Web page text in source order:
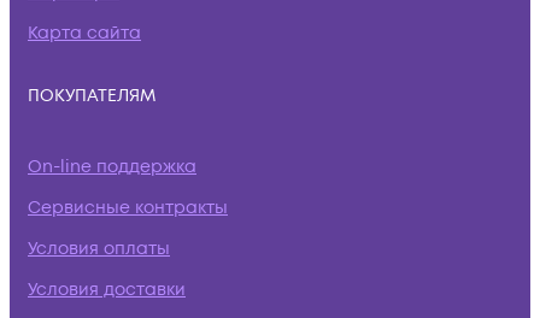
Карта сайта
ПОКУПАТЕЛЯМ
On-line поддержка
Сервисные контракты
Условия оплаты
Условия доставки